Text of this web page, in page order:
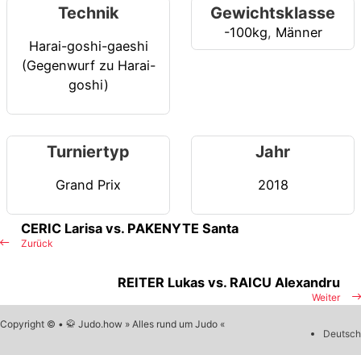
Technik
Harai-goshi-gaeshi
(Gegenwurf zu Harai-
goshi)
Gewichtsklasse
-100kg, Männer
Turniertyp
Grand Prix
Jahr
2018
Zurück
CERIC Larisa vs. PAKENYTE Santa
Weiter
REITER Lukas vs. RAICU Alexandru
Copyright © • 🥋 Judo.how » Alles rund um Judo «
Deutsch